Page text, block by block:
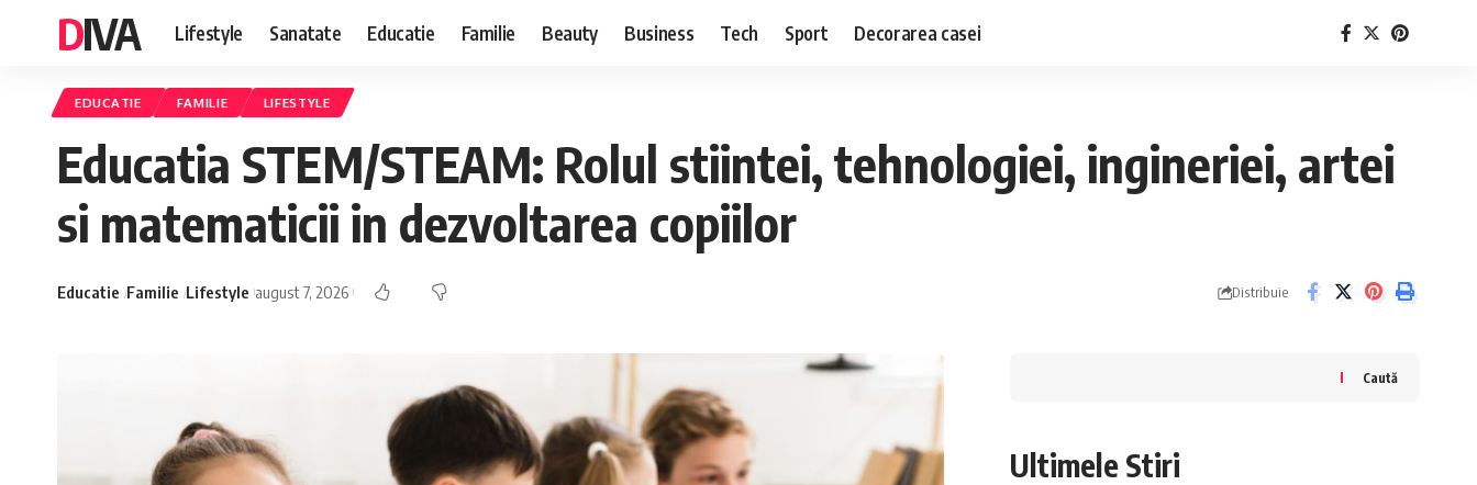
DIVA Lifestyle Sanatate Educatie Familie Beauty Business Tech Sport Decorarea casei
EDUCATIE FAMILIE LIFESTYLE
Educatia STEM/STEAM: Rolul stiintei, tehnologiei, ingineriei, artei
si matematicii in dezvoltarea copiilor
Educatie Familie Lifestyle august 7, 2026 Distribuie
Caută
Ultimele Stiri